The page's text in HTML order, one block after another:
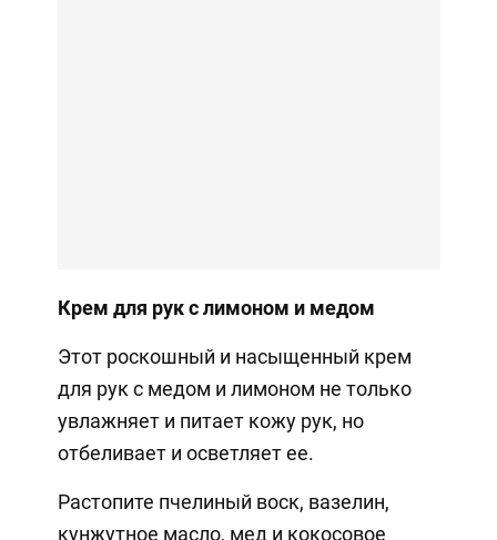
Крем для рук с лимоном и медом
Этот роскошный и насыщенный крем
для рук с медом и лимоном не только
увлажняет и питает кожу рук, но
отбеливает и осветляет ее.
Растопите пчелиный воск, вазелин,
кунжутное масло, мед и кокосовое